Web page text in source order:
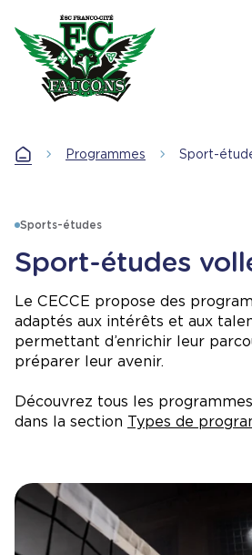
au
contenu
principal
AccueilProgrammes Sport-
Sports-études
Sport-études
Le CECCE propose des
adaptés aux intérêts et aux
permettant d’enrichir leur
préparer leur avenir.
Découvrez tous les
dans la section Types de